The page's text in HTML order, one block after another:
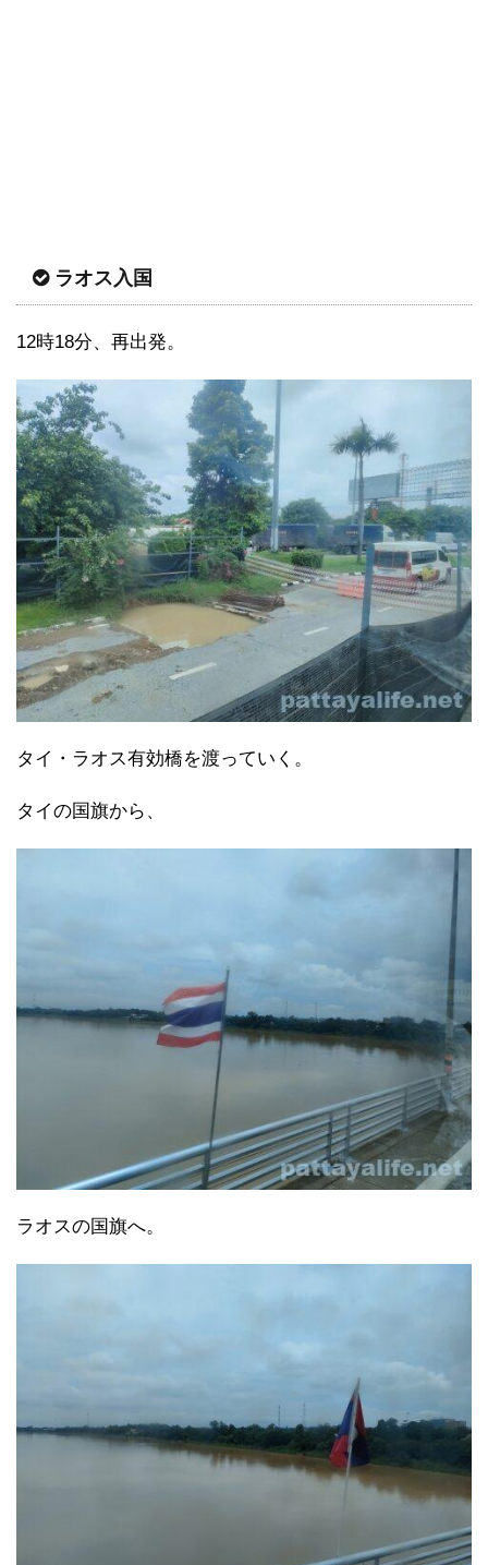
ラオス入国
12時18分、再出発。
タイ・ラオス有効橋を渡っていく。
タイの国旗から、
ラオスの国旗へ。